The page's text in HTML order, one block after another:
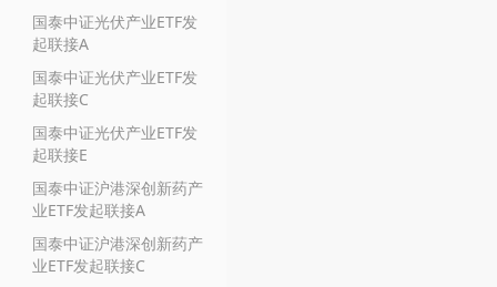
国泰中证光伏产业ETF发
起联接A
国泰中证光伏产业ETF发
起联接C
国泰中证光伏产业ETF发
起联接E
国泰中证沪港深创新药产
业ETF发起联接A
国泰中证沪港深创新药产
业ETF发起联接C